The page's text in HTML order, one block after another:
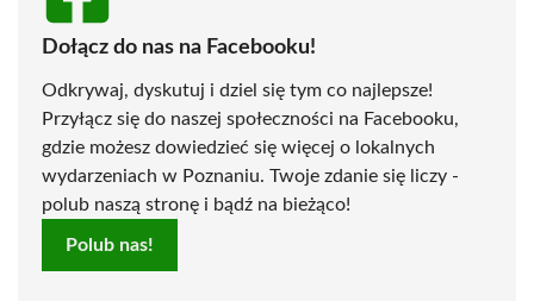
Dołącz do nas na Facebooku!
Odkrywaj, dyskutuj i dziel się tym co najlepsze!
Przyłącz się do naszej społeczności na Facebooku,
gdzie możesz dowiedzieć się więcej o lokalnych
wydarzeniach w Poznaniu. Twoje zdanie się liczy -
polub naszą stronę i bądź na bieżąco!
Polub nas!